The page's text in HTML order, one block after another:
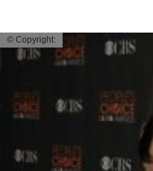
© Copyright: